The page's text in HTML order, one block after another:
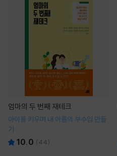
엄마의 두 번째 재테크
아이를 키우며 내 이름의 부수입 만들
기
10.0 (44)